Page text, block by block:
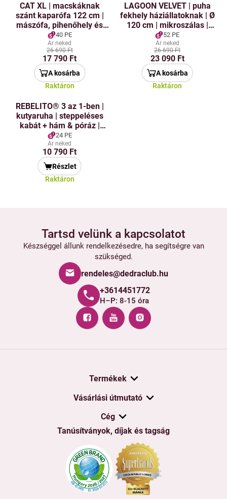
CAT XL | macskáknak
szánt kaparófa 122 cm |
mászófa, pihenőhely és
játékfa | barna
40 PE
Ár neked
26 690 Ft
17 790 Ft
A kosárba
Raktáron
LAGOON VELVET | puha
fekhely háziállatoknak | Ø
120 cm | mikroszálas |
fekete
52 PE
Ár neked
26 690 Ft
23 090 Ft
A kosárba
Raktáron
REBELITO® 3 az 1-ben |
kutyaruha | steppeléses
kabát + hám & póráz |
rózsaszín-lila
24 PE
Ár neked
10 790 Ft
Részlet
Raktáron
Tartsd velünk a kapcsolatot
Készséggel állunk rendelkezésedre, ha segítségre van
szükséged.
rendeles@dedraclub.hu
+3614451772
H–P: 8-15 óra
Termékek
Vásárlási útmutató
Cég
Tanúsítványok, díjak és tagság